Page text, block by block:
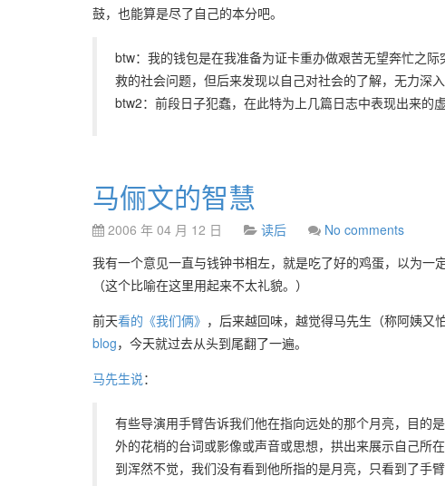
鼓，也能算是尽了自己的本分吧。
btw：我的钱包是在我准备为证卡重办做艰苦无望奔忙之
救的社会问题，但后来发现以自己对社会的了解，无力深
btw2：前段日子犯蠢，在此特为上几篇日志中表现出来的
马俪文的智慧
2006 年 04 月 12 日 读后
No comments
我有一个意见一直与钱钟书相左，就是吃了好的鸡蛋，以为一
（这个比喻在这里用起来不太礼貌。）
前天看的《我们俩》 ，后来越回味，越觉得马先生（称阿姨又
blog，今天就过去从头到尾翻了一遍。
马先生说：
有些导演用手臂告诉我们他在指向远处的那个月亮，目的
外的花梢的台词或影像或声音或思想，拱出来展示自己所
到浑然不觉，我们没有看到他所指的是月亮，只看到了手